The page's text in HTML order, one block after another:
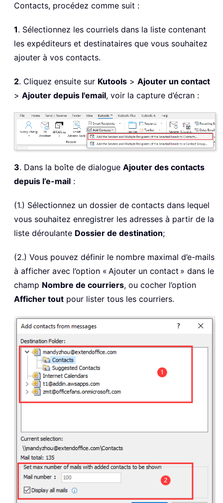
Contacts, procédez comme suit :
1. Sélectionnez les courriels dans la liste contenant
les expéditeurs et destinataires que vous souhaitez
ajouter à vos contacts.
2. Cliquez ensuite sur Kutools > Ajouter un contact
> Ajouter depuis l'email, voir la capture d’écran :
3. Dans la boîte de dialogue Ajouter des contacts
depuis l’e-mail :
(1.) Sélectionnez un dossier de contacts dans lequel
vous souhaitez enregistrer les adresses à partir de la
liste déroulante Dossier de destination;
(2.) Vous pouvez définir le nombre maximal d’e-mails
à afficher avec l’option « Ajouter un contact » dans le
champ Nombre de courriers, ou cocher l’option
Afficher tout pour lister tous les courriers.